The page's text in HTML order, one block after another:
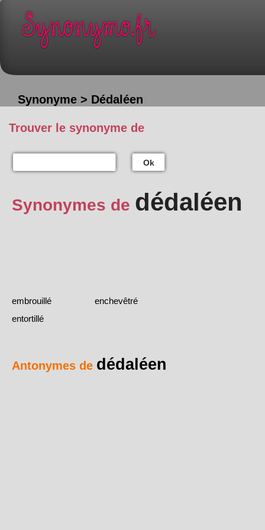
Synonyme > Dédaléen
Trouver le synonyme de
Ok
Synonymes de dédaléen
embrouillé
enchevêtré
entortillé
Antonymes de dédaléen